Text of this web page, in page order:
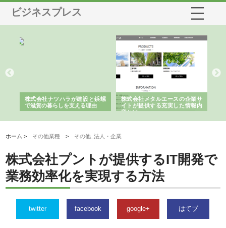
ビジネスプレス
株式会社ナツハラが建設と鋲螺
で滋賀の暮らしを支える理由
株式会社メタルエースの企業サ
イトが提供する充実した情報内
容とは
ホーム > その他業種 > その他_法人・企業
株式会社プントが提供するIT開発で
業務効率化を実現する方法
twitter facebook google+ はてブ